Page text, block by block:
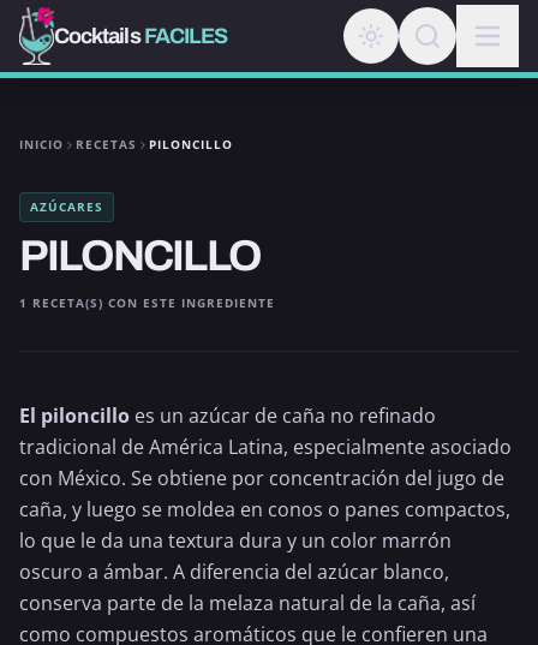
CocktailsFACILES
INICIO RECETAS PILONCILLO
AZÚCARES
PILONCILLO
1 RECETA(S) CON ESTE INGREDIENTE
El piloncillo es un azúcar de caña no refinado
tradicional de América Latina, especialmente asociado
con México. Se obtiene por concentración del jugo de
caña, y luego se moldea en conos o panes compactos,
lo que le da una textura dura y un color marrón
oscuro a ámbar. A diferencia del azúcar blanco,
conserva parte de la melaza natural de la caña, así
como compuestos aromáticos que le confieren una